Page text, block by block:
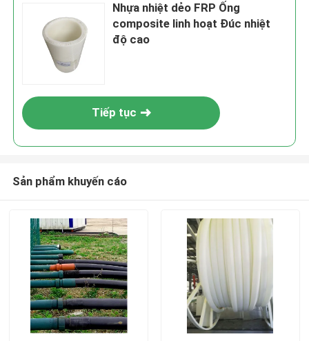
Nhựa nhiệt dẻo FRP Ống
composite linh hoạt Đúc nhiệt
độ cao
Tiếp tục
Sản phẩm khuyến cáo